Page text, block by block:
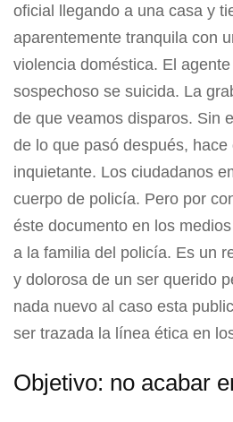
oficial llegando a una casa y
aparentemente tranquila con
violencia doméstica. El
sospechoso se suicida. La
de que veamos disparos. Sin
de lo que pasó después,
inquietante. Los ciudadanos
cuerpo de policía. Pero por
éste documento en los
a la familia del policía. Es un
y dolorosa de un ser querido
nada nuevo al caso esta
ser trazada la línea ética en
Objetivo: no acabar